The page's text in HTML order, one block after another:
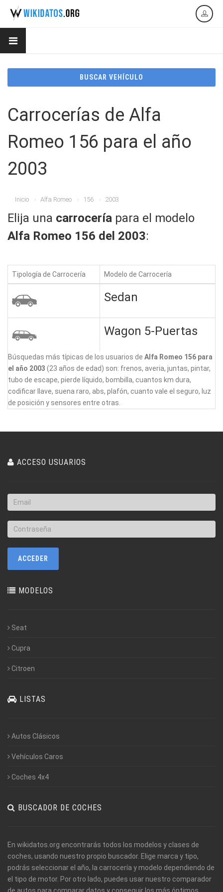
BUSCAR VEHÍCULO
Carrocerías de Alfa
Romeo 156 para el año
2003
Inicio Alfa Romeo 156 2003
Elija una carrocería para el modelo
Alfa Romeo 156 del 2003:
Tipología de Carrocería Modelo de Carrocería
Sedan
Wagon 5-Puertas
Búsquedas más típicas de los usuarios de Alfa Romeo 156 para
el año 2003 (23 años de edad) son: frenos, averia, juntas, pintar,
tubo de escape, pierde líquido, bombilla, cuantos km dura,
codificar llave, suena raro, abs, plafón, cuanto vale el seguro, luz
de posición y sensores entre otras.
ACCESO USUARIOS
MODELOS
Seat
Cupra
Citroen
LISTAS
Autos Clásicos
Vehículos Caros
Coches 4x4
BUSCADOR DE COCHES
En wikidatos.org encontrarás todos los modelos y clases de
coches, usando nuestro propio buscador. Elige marca y tipo,
podrás seleccionar el año, la carrocería y modelo dependiendo de
el tipo de motor. Por otro lado, puedes usar nuestro comparador